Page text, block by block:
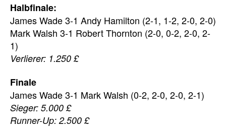
Halbfinale:
James Wade 3-1 Andy Hamilton (2-1, 1-2, 2-0, 2-0)
Mark Walsh 3-1 Robert Thornton (2-0, 0-2, 2-0, 2-
1)
Verlierer: 1.250 £
Finale
James Wade 3-1 Mark Walsh (0-2, 2-0, 2-0, 2-1)
Sieger: 5.000 £
Runner-Up: 2.500 £